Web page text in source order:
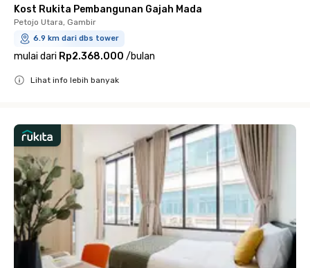
Kost Rukita Pembangunan Gajah Mada
Petojo Utara, Gambir
6.9 km dari dbs tower
mulai dari Rp2.368.000 /bulan
Lihat info lebih banyak